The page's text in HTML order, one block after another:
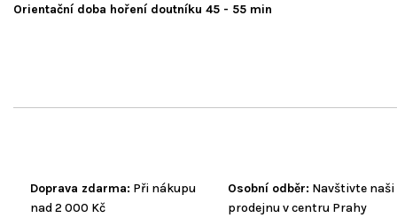
Doprava zdarma: Při nákupu
nad 2 000 Kč
Osobní odběr: Navštivte naši
prodejnu v centru Prahy
Orientační doba hoření doutníku 45 - 55 min